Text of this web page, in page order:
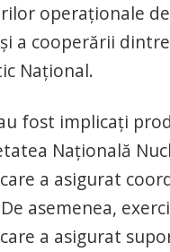
operaţionale
a cooperării
Naţional.
fost implicaţi
Naţională
a asigurat
asemenea,
a asigurat